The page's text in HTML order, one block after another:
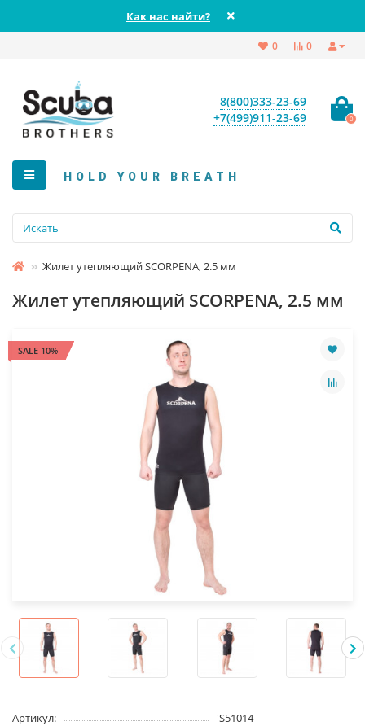
Как нас найти?
0
0
8(800)333-23-69
+7(499)911-23-69
0
HOLD YOUR BREATH
Жилет утепляющий SCORPENA, 2.5 мм
Жилет утепляющий SCORPENA, 2.5 мм
SALE 10%
Артикул:
'S51014